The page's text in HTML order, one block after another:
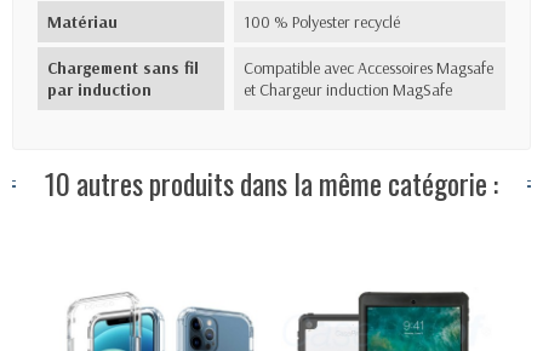
Matériau 100 % Polyester recyclé
Chargement sans fil
par induction
Compatible avec Accessoires Magsafe
et Chargeur induction MagSafe
10 autres produits dans la même catégorie :